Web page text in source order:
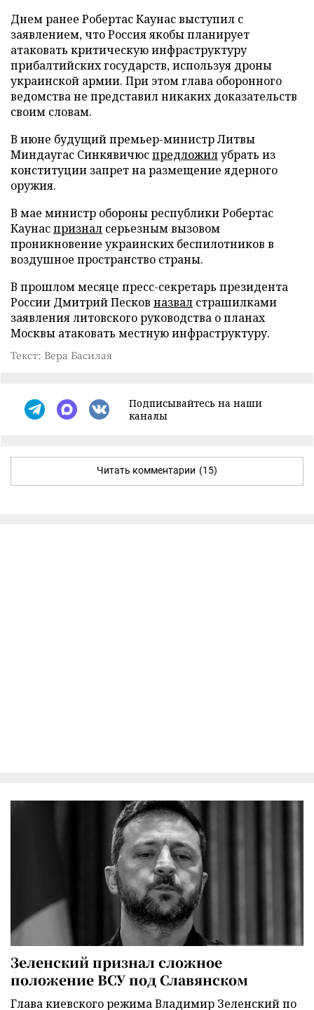
Днем ранее Робертас Каунас выступил с
заявлением, что Россия якобы планирует
атаковать критическую инфраструктуру
прибалтийских государств, используя дроны
украинской армии. При этом глава оборонного
ведомства не представил никаких доказательств
своим словам.
В июне будущий премьер-министр Литвы
Миндаугас Синкявичюспредложилубрать из
конституции запрет на размещение ядерного
оружия.
В мае министр обороны республики Робертас
Каунаспризнал серьезным вызовом
проникновение украинских беспилотников в
воздушное пространство страны.
В прошлом месяце пресс-секретарь президента
России Дмитрий Песков назвал страшилками
заявления литовского руководства о планах
Москвы атаковать местную инфраструктуру.
Текст: Вера Басилая
Подписывайтесь на наши
каналы
Читать комментарии (15)
Зеленский признал сложное
положение ВСУ под Славянском
Глава киевского режима Владимир Зеленский по